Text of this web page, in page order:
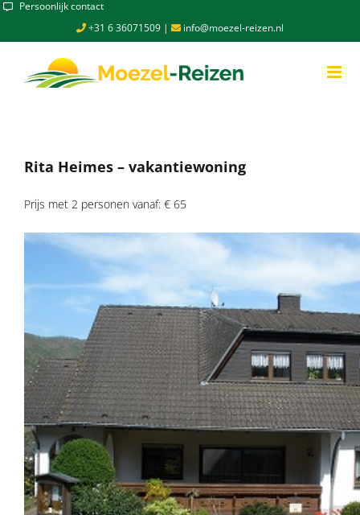
Skip Persoonlijk contact
+31 6 36071509 | info@moezel-reizen.nl
Rita Heimes – vakantiewoning
Prijs met 2 personen vanaf: € 65